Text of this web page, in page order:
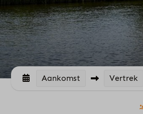
Aankomst Vertrek